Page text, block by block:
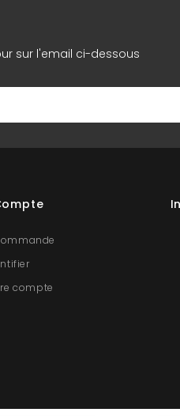
sur l'email ci-dessous
compte